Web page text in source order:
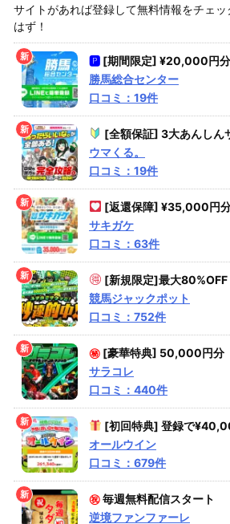
サイトがあれば登録して無料情報をチェ
はず！
🅿 [期間限定] ¥20,000円
勝馬総合センター
口コミ：19件
[全額保証] 3大あんしん
ウマくる。
口コミ：19件
[返還保障] ¥35,000円
サキガケ
口コミ：63件
[新規限定]最大80%OFF
競馬ジャックポット
口コミ：752件
㊙ [豪華特典] 50,000円分
サラコレ
口コミ：440件
[初回特典] 登録で
オールウイン
口コミ：679件
㊗毎週無料配信スタート
逆境ファンファーレ